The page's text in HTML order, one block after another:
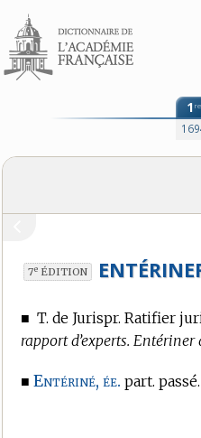
Aller au contenu
1re
7e ÉDITION
■T. de Jurispr. Ratifier
rapport d’experts.
■ Entériné, ée. part. passé.